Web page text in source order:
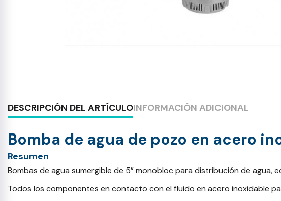
DESCRIPCIÓN DEL ARTÍCULOINFORMACIÓN ADICIONAL
Bomba de agua de pozo en acero
Resumen
Bombas de agua sumergible de 5” monobloc para distribución de agua,
Todos los componentes en contacto con el fluido en acero inoxidable